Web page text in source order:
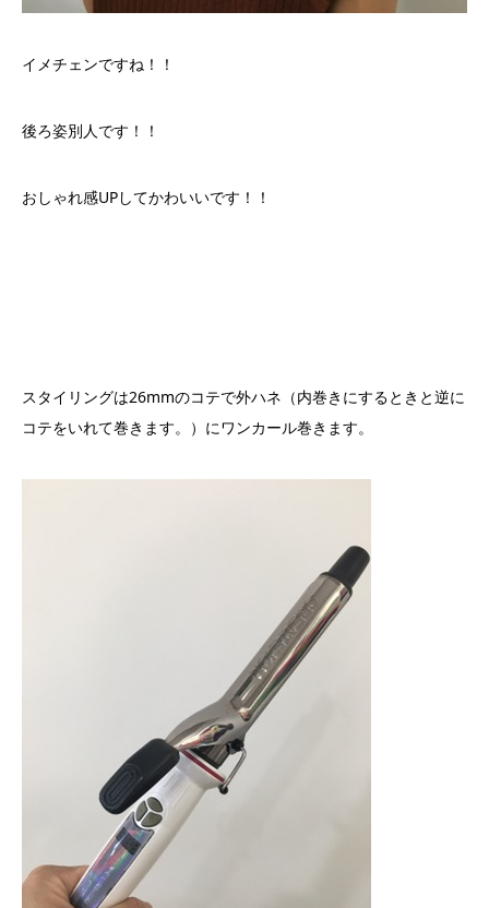
イメチェンですね！！
後ろ姿別人です！！
おしゃれ感UPしてかわいいです！！
スタイリングは26mmのコテで外ハネ（内巻きにするときと逆に
コテをいれて巻きます。）にワンカール巻きます。